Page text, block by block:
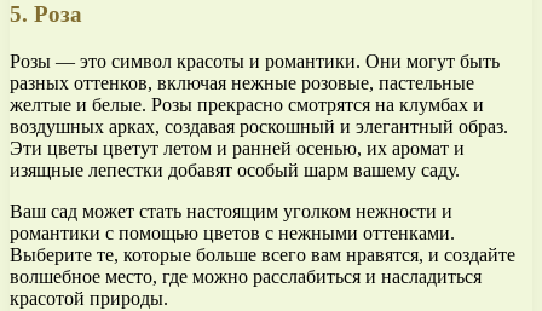
5. Роза
Розы — это символ красоты и романтики. Они могут быть
разных оттенков, включая нежные розовые, пастельные
желтые и белые. Розы прекрасно смотрятся на клумбах и
воздушных арках, создавая роскошный и элегантный образ.
Эти цветы цветут летом и ранней осенью, их аромат и
изящные лепестки добавят особый шарм вашему саду.
Ваш сад может стать настоящим уголком нежности и
романтики с помощью цветов с нежными оттенками.
Выберите те, которые больше всего вам нравятся, и создайте
волшебное место, где можно расслабиться и насладиться
красотой природы.